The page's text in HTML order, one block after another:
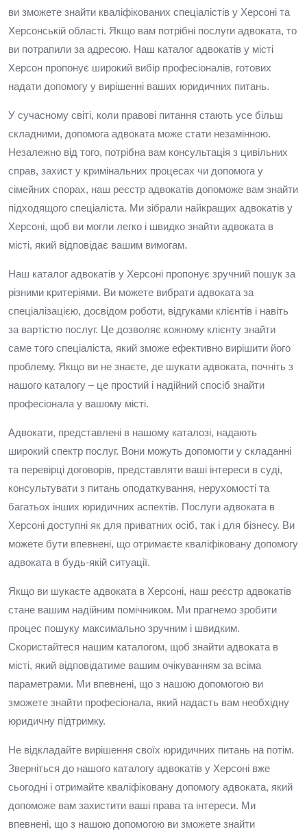
ви зможете знайти кваліфікованих спеціалістів у Херсоні та
Херсонській області. Якщо вам потрібні послуги адвоката, то
ви потрапили за адресою. Наш каталог адвокатів у місті
Херсон пропонує широкий вибір професіоналів, готових
надати допомогу у вирішенні ваших юридичних питань.
У сучасному світі, коли правові питання стають усе більш
складними, допомога адвоката може стати незамінною.
Незалежно від того, потрібна вам консультація з цивільних
справ, захист у кримінальних процесах чи допомога у
сімейних спорах, наш реєстр адвокатів допоможе вам знайти
підходящого спеціаліста. Ми зібрали найкращих адвокатів у
Херсоні, щоб ви могли легко і швидко знайти адвоката в
місті, який відповідає вашим вимогам.
Наш каталог адвокатів у Херсоні пропонує зручний пошук за
різними критеріями. Ви можете вибрати адвоката за
спеціалізацією, досвідом роботи, відгуками клієнтів і навіть
за вартістю послуг. Це дозволяє кожному клієнту знайти
саме того спеціаліста, який зможе ефективно вирішити його
проблему. Якщо ви не знаєте, де шукати адвоката, почніть з
нашого каталогу – це простий і надійний спосіб знайти
професіонала у вашому місті.
Адвокати, представлені в нашому каталозі, надають
широкий спектр послуг. Вони можуть допомогти у складанні
та перевірці договорів, представляти ваші інтереси в суді,
консультувати з питань оподаткування, нерухомості та
багатьох інших юридичних аспектів. Послуги адвоката в
Херсоні доступні як для приватних осіб, так і для бізнесу. Ви
можете бути впевнені, що отримаєте кваліфіковану допомогу
адвоката в будь-якій ситуації.
Якщо ви шукаєте адвоката в Херсоні, наш реєстр адвокатів
стане вашим надійним помічником. Ми прагнемо зробити
процес пошуку максимально зручним і швидким.
Скористайтеся нашим каталогом, щоб знайти адвоката в
місті, який відповідатиме вашим очікуванням за всіма
параметрами. Ми впевнені, що з нашою допомогою ви
зможете знайти професіонала, який надасть вам необхідну
юридичну підтримку.
Не відкладайте вирішення своїх юридичних питань на потім.
Зверніться до нашого каталогу адвокатів у Херсоні вже
сьогодні і отримайте кваліфіковану допомогу адвоката, який
допоможе вам захистити ваші права та інтереси. Ми
впевнені, що з нашою допомогою ви зможете знайти